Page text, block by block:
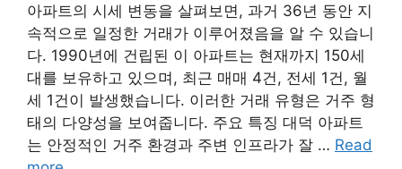
아파트의 시세 변동을 살펴보면, 과거 36년 동안 지
속적으로 일정한 거래가 이루어졌음을 알 수 있습니
다. 1990년에 건립된 이 아파트는 현재까지 150세
대를 보유하고 있으며, 최근 매매 4건, 전세 1건, 월
세 1건이 발생했습니다. 이러한 거래 유형은 거주 형
태의 다양성을 보여줍니다. 주요 특징 대덕 아파트
는 안정적인 거주 환경과 주변 인프라가 잘 … Read